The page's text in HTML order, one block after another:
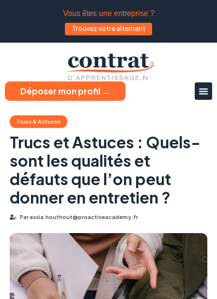
Vous êtes une entreprise ?
Trouvez votre alternant
Déposer mon profil →
Trucs & Astuces
Trucs et Astuces : Quels-
sont les qualités et
défauts que l’on peut
donner en entretien ?
Parassia.houthout@proactiveacademy.fr